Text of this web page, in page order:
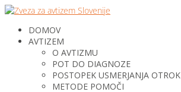
DOMOV
AVTIZEM
O AVTIZMU
POT DO DIAGNOZE
POSTOPEK USMERJANJA OTROK
METODE POMOČI